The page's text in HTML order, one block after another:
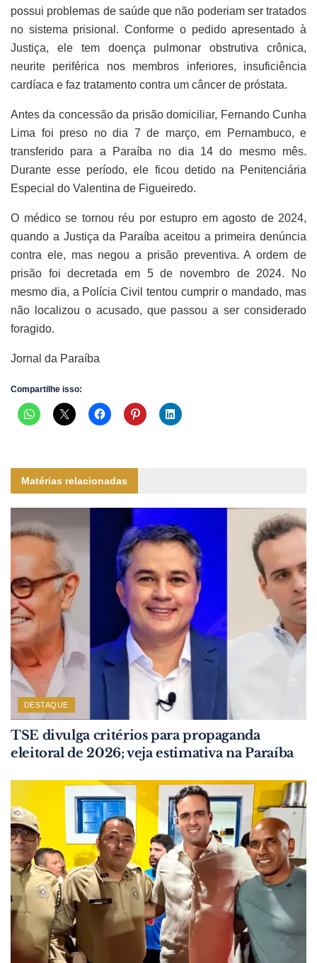
possui problemas de saúde que não poderiam ser tratados
no sistema prisional. Conforme o pedido apresentado à
Justiça, ele tem doença pulmonar obstrutiva crônica,
neurite periférica nos membros inferiores, insuficiência
cardíaca e faz tratamento contra um câncer de próstata.
Antes da concessão da prisão domiciliar, Fernando Cunha
Lima foi preso no dia 7 de março, em Pernambuco, e
transferido para a Paraíba no dia 14 do mesmo mês.
Durante esse período, ele ficou detido na Penitenciária
Especial do Valentina de Figueiredo.
O médico se tornou réu por estupro em agosto de 2024,
quando a Justiça da Paraíba aceitou a primeira denúncia
contra ele, mas negou a prisão preventiva. A ordem de
prisão foi decretada em 5 de novembro de 2024. No
mesmo dia, a Polícia Civil tentou cumprir o mandado, mas
não localizou o acusado, que passou a ser considerado
foragido.
Jornal da Paraíba
Compartilhe isso:
Matérias relacionadas
DESTAQUE
TSE divulga critérios para propaganda
eleitoral de 2026; veja estimativa na Paraíba